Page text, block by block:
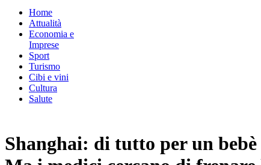
Home
Attualità
Economia e
Imprese
Sport
Turismo
Cibi e vini
Cultura
Salute
Shanghai: di tutto per un